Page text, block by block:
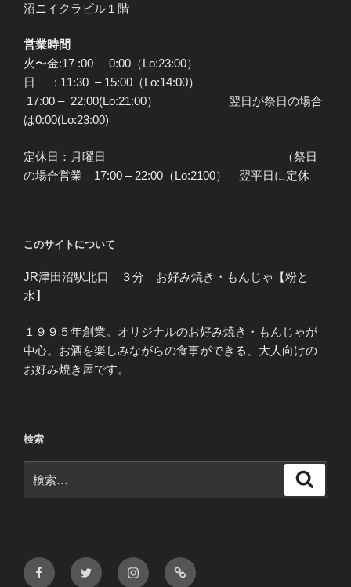
沼ニイクラビル１階
営業時間
火〜金:17 :00 – 0:00（Lo:23:00）
日 : 11:30 – 15:00（Lo:14:00）
17:00 – 22:00(Lo:21:00） 翌日が祭日の場合
は0:00(Lo:23:00)
定休日：月曜日 （祭日
の場合営業 17:00 – 22:00（Lo:2100） 翌平日に定休
このサイトについて
JR津田沼駅北口 ３分 お好み焼き・もんじゃ【粉と
水】
１９９５年創業。オリジナルのお好み焼き・もんじゃが
中心。お酒を楽しみながらの食事ができる、大人向けの
お好み焼き屋です。
検索
索:
FacebookTwitter Instagram
メ